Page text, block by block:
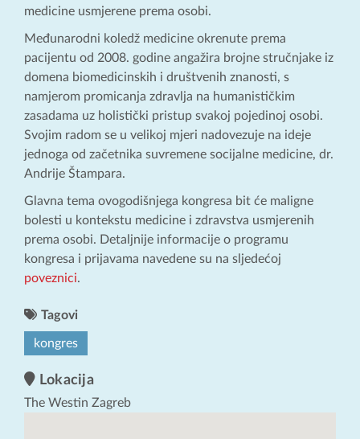
medicine usmjerene prema osobi.
Međunarodni koledž medicine okrenute prema
pacijentu od 2008. godine angažira brojne stručnjake iz
domena biomedicinskih i društvenih znanosti, s
namjerom promicanja zdravlja na humanističkim
zasadama uz holistički pristup svakoj pojedinoj osobi.
Svojim radom se u velikoj mjeri nadovezuje na ideje
jednoga od začetnika suvremene socijalne medicine, dr.
Andrije Štampara.
Glavna tema ovogodišnjega kongresa bit će maligne
bolesti u kontekstu medicine i zdravstva usmjerenih
prema osobi. Detaljnije informacije o programu
kongresa i prijavama navedene su na sljedećoj
poveznici.
Tagovi
kongres
Lokacija
The Westin Zagreb